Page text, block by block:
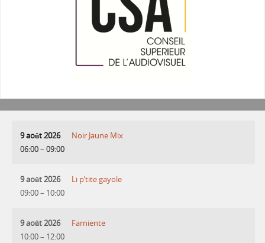
9 août 2026
06:00– 09:00
Noir Jaune Mix
9 août 2026
09:00– 10:00
Li p’tite gayole
9 août 2026
10:00– 12:00
Farniente